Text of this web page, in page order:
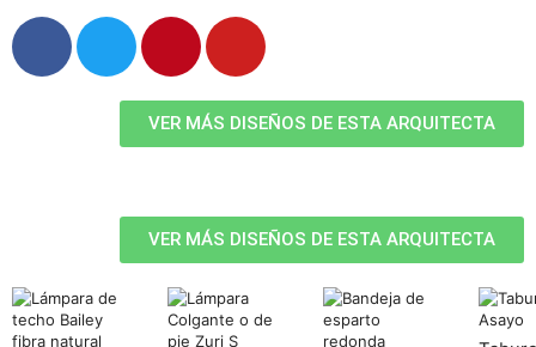
VER MÁS DISEÑOS DE ESTA ARQUITECTA
VER MÁS DISEÑOS DE ESTA ARQUITECTA